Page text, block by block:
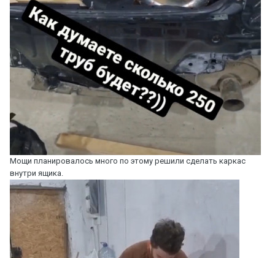
Мощи планировалось много по этому решили сделать каркас
внутри ящика.